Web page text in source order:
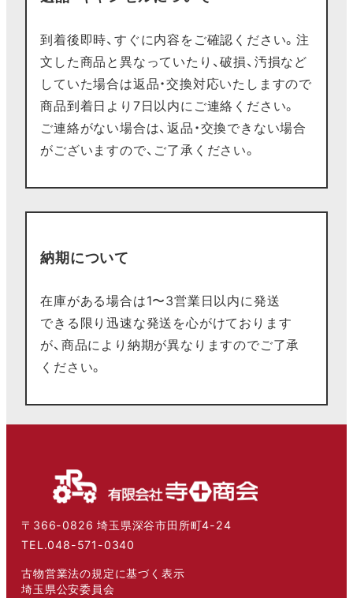
到着後即時、すぐに内容をご確認ください。注
文した商品と異なっていたり、破損、汚損など
していた場合は返品・交換対応いたしますので
商品到着日より7日以内にご連絡ください。
ご連絡がない場合は、返品・交換できない場合
がございますので、ご了承ください。
納期について
在庫がある場合は1〜3営業日以内に発送
できる限り迅速な発送を心がけております
が、商品により納期が異なりますのでご了承
ください。
〒366-0826 埼玉県深谷市田所町4-24
TEL.048-571-0340
古物営業法の規定に基づく表示
埼玉県公安委員会